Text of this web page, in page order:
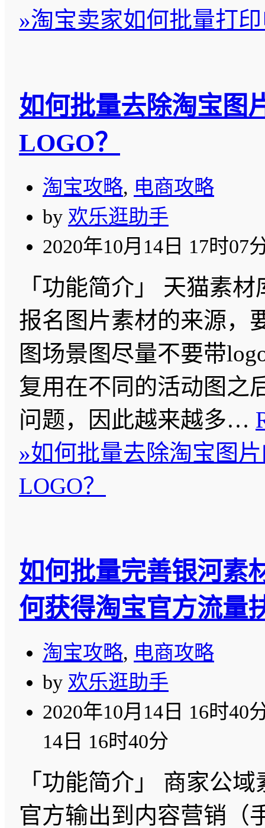
»淘宝卖家如何批量打
如何批量去除淘宝图
LOGO？
淘宝攻略, 电商攻略
by 欢乐逛助手
2020年10月14日 17时07
「功能简介」 天猫素
报名图片素材的来源，
图场景图尽量不要带
复用在不同的活动图之
问题，因此越来越多…
»如何批量去除淘宝图
LOGO？
如何批量完善银河素
何获得淘宝官方流量
淘宝攻略, 电商攻略
by 欢乐逛助手
2020年10月14日 16时40
14日 16时40分
「功能简介」 商家公
官方输出到内容营销（